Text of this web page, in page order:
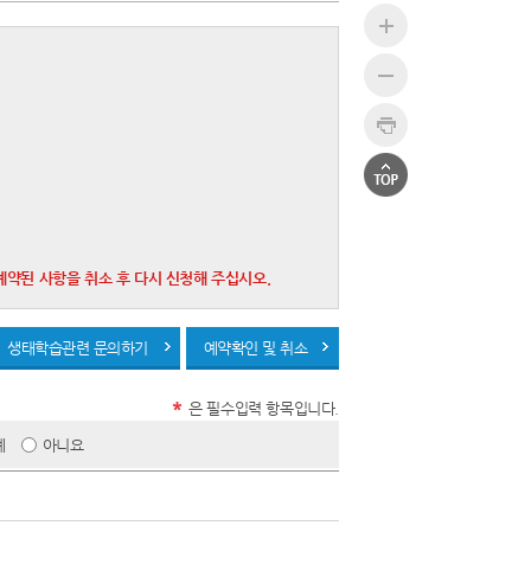
된 사항을 취소 후 다시 신청해 주십시오.
예약확인 및 취소
생태학습관련 문의하기
* 은 필수입력 항목입니다.
아니요